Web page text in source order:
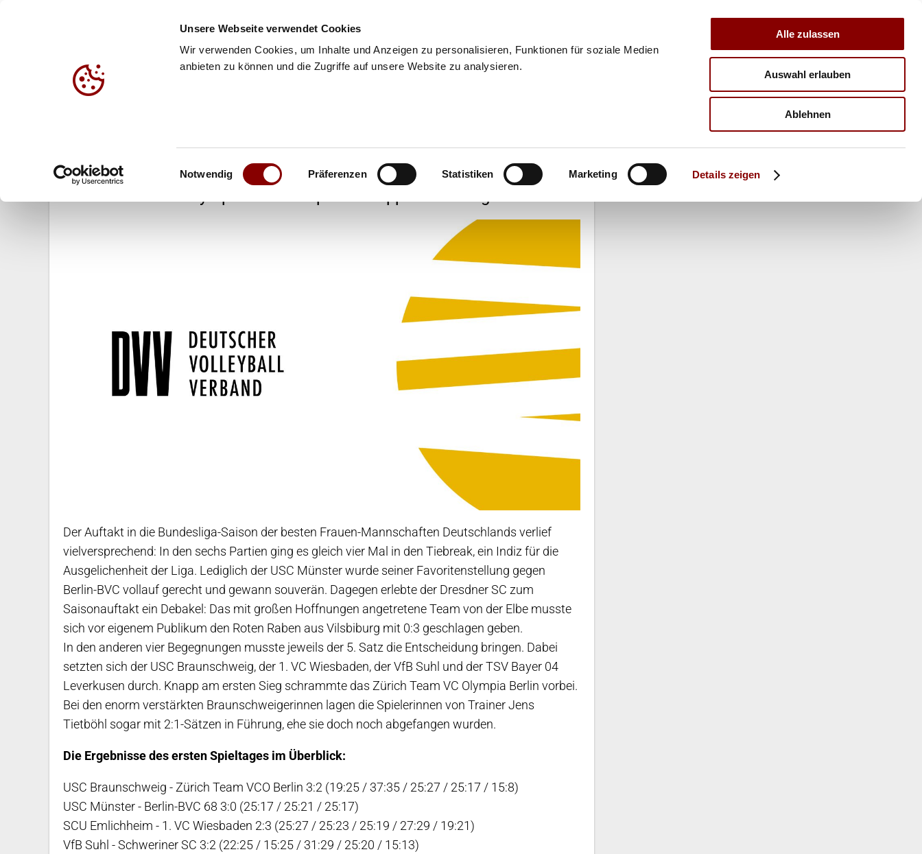
Unsere Webseite verwendet Cookies
Wir verwenden Cookies, um Inhalte und Anzeigen zu personalisieren, Funktionen für soziale Medien
anbieten zu können und die Zugriffe auf unsere Website zu analysieren.
Einwilligungsauswahl
Notwendig Präferenzen Statistiken Marketing Details zeigen
Alle zulassen
Auswahl erlauben
Ablehnen
VERBAND TRAINER
Frauen Bundesliga: Titelverteidiger Münster erster Tabellenführer -
Der Auftakt in die Bundesliga-Saison der besten Frauen-Mannschaften Deutschlands verlief
vielversprechend: In den sechs Partien ging es gleich vier Mal in den Tiebreak, ein Indiz für die
Ausgelichenheit der Liga. Lediglich der USC Münster wurde seiner Favoritenstellung gegen
Berlin-BVC vollauf gerecht und gewann souverän. Dagegen erlebte der Dresdner SC zum
Saisonauftakt ein Debakel: Das mit großen Hoffnungen angetretene Team von der Elbe musste
sich vor eigenem Publikum den Roten Raben aus Vilsbiburg mit 0:3 geschlagen geben.
In den anderen vier Begegnungen musste jeweils der 5. Satz die Entscheidung bringen. Dabei
setzten sich der USC Braunschweig, der 1. VC Wiesbaden, der VfB Suhl und der TSV Bayer 04
Leverkusen durch. Knapp am ersten Sieg schrammte das Zürich Team VC Olympia Berlin vorbei.
Bei den enorm verstärkten Braunschweigerinnen lagen die Spielerinnen von Trainer Jens
Tietböhl sogar mit 2:1-Sätzen in Führung, ehe sie doch noch abgefangen wurden.
Die Ergebnisse des ersten Spieltages im Überblick:
USC Braunschweig - Zürich Team VCO Berlin 3:2 (19:25 / 37:35 / 25:27 / 25:17 / 15:8)
USC Münster - Berlin-BVC 68 3:0 (25:17 / 25:21 / 25:17)
SCU Emlichheim - 1. VC Wiesbaden 2:3 (25:27 / 25:23 / 25:19 / 27:29 / 19:21)
VfB Suhl - Schweriner SC 3:2 (22:25 / 15:25 / 31:29 / 25:20 / 15:13)